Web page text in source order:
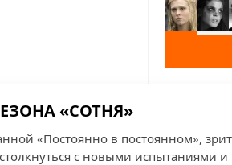
«СОТНЯ»
«Постоянно в постоянном»,
с новыми испытаниями